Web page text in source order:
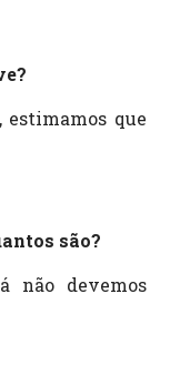
estimamos que
são?
não devemos